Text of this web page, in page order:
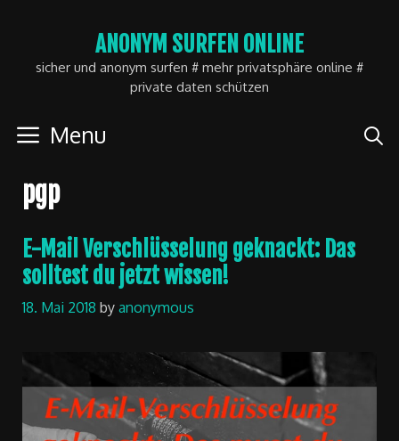
content
ANONYM SURFEN ONLINE
sicher und anonym surfen # mehr privatsphäre online #
private daten schützen
Menu
pgp
E-Mail Verschlüsselung geknackt: Das
solltest du jetzt wissen!
18. Mai 2018 byanonymous